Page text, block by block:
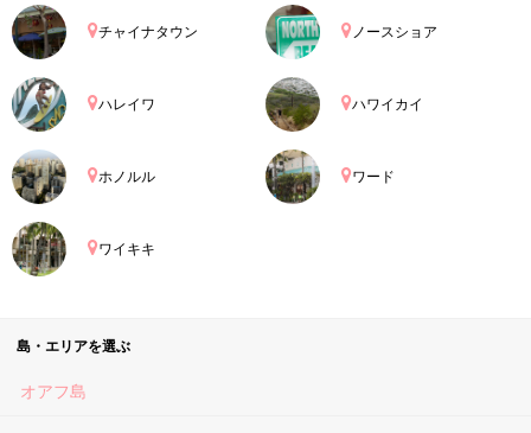
チャイナタウン ノースショア
ハレイワ ハワイカイ
ホノルル ワード
ワイキキ
島・エリアを選ぶ
オアフ島